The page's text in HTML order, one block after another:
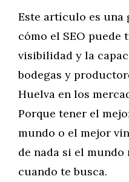
Este artículo es una
cómo el SEO puede
visibilidad y la
bodegas y
Huelva en los
Porque tener el
mundo o el mejor
de nada si el
cuando te busca.